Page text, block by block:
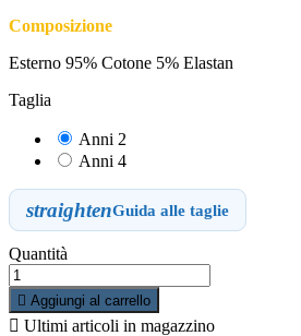
Composizione
Esterno 95% Cotone 5% Elastan
Taglia
Anni 2
Anni 4
straightenGuida alle taglie
Quantità
 Aggiungi al carrello
 Ultimi articoli in magazzino